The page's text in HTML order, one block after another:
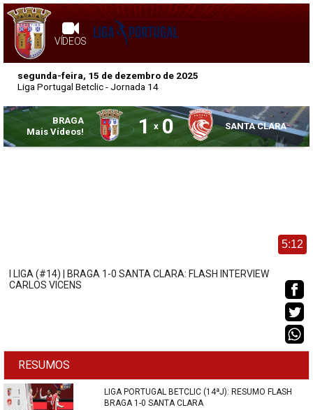
VÍDEOS
segunda-feira, 15 de dezembro de 2025
Liga Portugal Betclic- Jornada 14
BRAGA
Mais Vídeos!
1 x 0 SANTA CLARA
5:12
I LIGA (#14) | BRAGA 1-0 SANTA CLARA: FLASH INTERVIEW
CARLOS VICENS
RESUMOS
LIGA PORTUGAL BETCLIC (14ªJ): RESUMO FLASH
BRAGA 1-0 SANTA CLARA